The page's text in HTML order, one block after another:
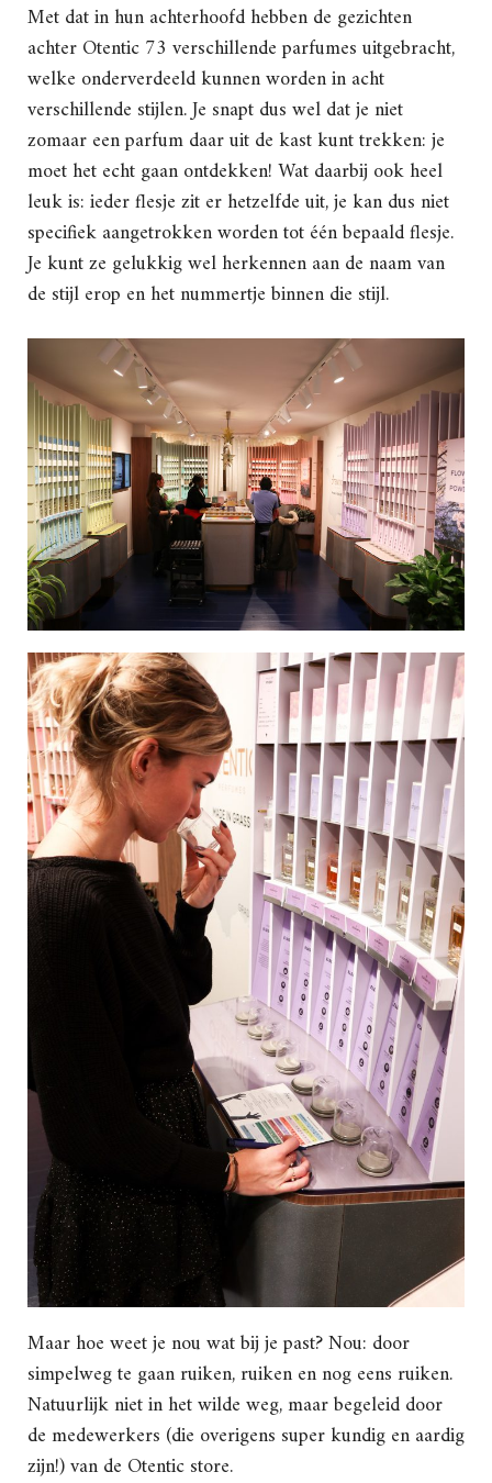
Met dat in hun achterhoofd hebben de gezichten
achter Otentic 73 verschillende parfumes uitgebracht,
welke onderverdeeld kunnen worden in acht
verschillende stijlen. Je snapt dus wel dat je niet
zomaar een parfum daar uit de kast kunt trekken: je
moet het echt gaan ontdekken! Wat daarbij ook heel
leuk is: ieder flesje zit er hetzelfde uit, je kan dus niet
specifiek aangetrokken worden tot één bepaald flesje.
Je kunt ze gelukkig wel herkennen aan de naam van
de stijl erop en het nummertje binnen die stijl.
Maar hoe weet je nou wat bij je past? Nou: door
simpelweg te gaan ruiken, ruiken en nog eens ruiken.
Natuurlijk niet in het wilde weg, maar begeleid door
de medewerkers (die overigens super kundig en aardig
zijn!) van de Otentic store.